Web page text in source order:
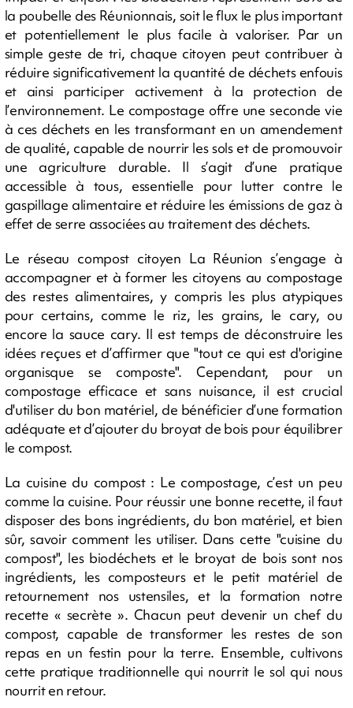
la poubelle des Réunionnais, soit le flux le plus important
et potentiellement le plus facile à valoriser. Par un
simple geste de tri, chaque citoyen peut contribuer à
réduire significativement la quantité de déchets enfouis
et ainsi participer activement à la protection de
l’environnement. Le compostage offre une seconde vie
à ces déchets en les transformant en un amendement
de qualité, capable de nourrir les sols et de promouvoir
une agriculture durable. Il s’agit d’une pratique
accessible à tous, essentielle pour lutter contre le
gaspillage alimentaire et réduire les émissions de gaz à
effet de serre associées au traitement des déchets.
Le réseau compost citoyen La Réunion s’engage à
accompagner et à former les citoyens au compostage
des restes alimentaires, y compris les plus atypiques
pour certains, comme le riz, les grains, le cary, ou
encore la sauce cary. Il est temps de déconstruire les
idées reçues et d’affirmer que "tout ce qui est d'origine
organisque se composte". Cependant, pour un
compostage efficace et sans nuisance, il est crucial
d'utiliser du bon matériel, de bénéficier d’une formation
adéquate et d’ajouter du broyat de bois pour équilibrer
le compost.
La cuisine du compost : Le compostage, c’est un peu
comme la cuisine. Pour réussir une bonne recette, il faut
disposer des bons ingrédients, du bon matériel, et bien
sûr, savoir comment les utiliser. Dans cette "cuisine du
compost", les biodéchets et le broyat de bois sont nos
ingrédients, les composteurs et le petit matériel de
retournement nos ustensiles, et la formation notre
recette « secrète ». Chacun peut devenir un chef du
compost, capable de transformer les restes de son
repas en un festin pour la terre. Ensemble, cultivons
cette pratique traditionnelle qui nourrit le sol qui nous
nourrit en retour.